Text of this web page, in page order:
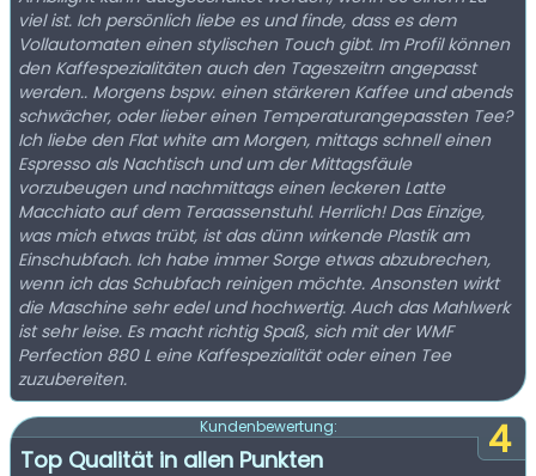
viel ist. Ich persönlich liebe es und finde, dass es dem
Vollautomaten einen stylischen Touch gibt. Im Profil können
den Kaffespezialitäten auch den Tageszeitrn angepasst
werden.. Morgens bspw. einen stärkeren Kaffee und abends
schwächer, oder lieber einen Temperaturangepassten Tee?
Ich liebe den Flat white am Morgen, mittags schnell einen
Espresso als Nachtisch und um der Mittagsfäule
vorzubeugen und nachmittags einen leckeren Latte
Macchiato auf dem Teraassenstuhl. Herrlich! Das Einzige,
was mich etwas trübt, ist das dünn wirkende Plastik am
Einschubfach. Ich habe immer Sorge etwas abzubrechen,
wenn ich das Schubfach reinigen möchte. Ansonsten wirkt
die Maschine sehr edel und hochwertig. Auch das Mahlwerk
ist sehr leise. Es macht richtig Spaß, sich mit der WMF
Perfection 880 L eine Kaffespezialität oder einen Tee
zuzubereiten.
4
Kundenbewertung:
Top Qualität in allen Punkten